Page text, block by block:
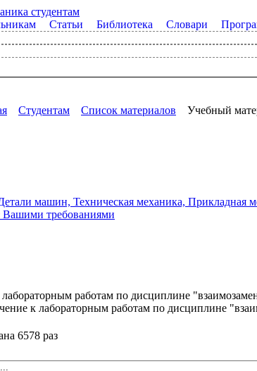
Статьи Библиотека Словари
Студентам Список материалов Учебный
машин, Техническая механика, Прикладная
Вашими требованиями
работам по дисциплине
к лабораторным работам по дисциплине
6578 раз